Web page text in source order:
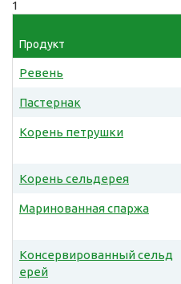
1
Продукт
Ревень
Пастернак
Корень петрушки
Корень сельдерея
Маринованная спаржа
Консервированный сельд
ерей